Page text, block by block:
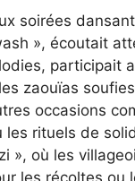
soirées
», écoutait
participait
zaouïas
occasions
les rituels de
», où les
les récoltes ou